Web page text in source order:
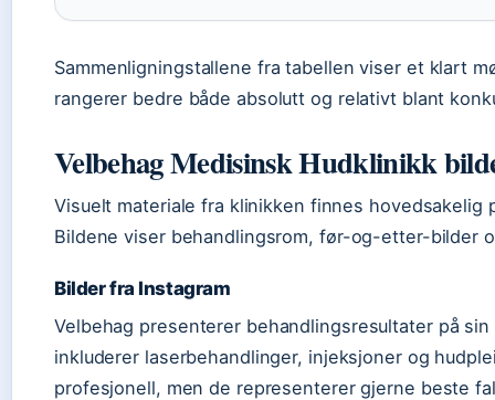
Sammenligningstallene fra tabellen viser et klart
rangerer bedre både absolutt og relativt blant
Velbehag Medisinsk Hudklinikk
Visuelt materiale fra klinikken finnes
Bildene viser behandlingsrom, før-og-etter-bilder
Bilder fra Instagram
Velbehag presenterer behandlingsresultater på
inkluderer laserbehandlinger, injeksjoner og
profesjonell, men de representerer gjerne beste